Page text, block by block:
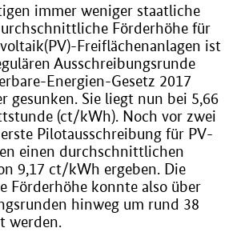
immer weniger staatliche
Förderhöhe für
Freiflächenanlagen ist
Ausschreibungsrunde
Energien-Gesetz 2017
gesunken. Sie liegt nun bei 5,66
(ct/kWh). Noch vor zwei
Pilotausschreibung für PV-
einen durchschnittlichen
9,17 ct/kWh ergeben. Die
Förderhöhe konnte also über
hinweg um rund 38
werden.